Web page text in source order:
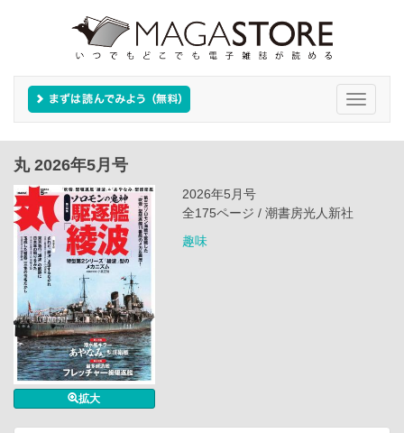
Toggle
丸 2026年5月号
拡大
2026年5月号
全175ページ / 潮書房光人新社
趣味